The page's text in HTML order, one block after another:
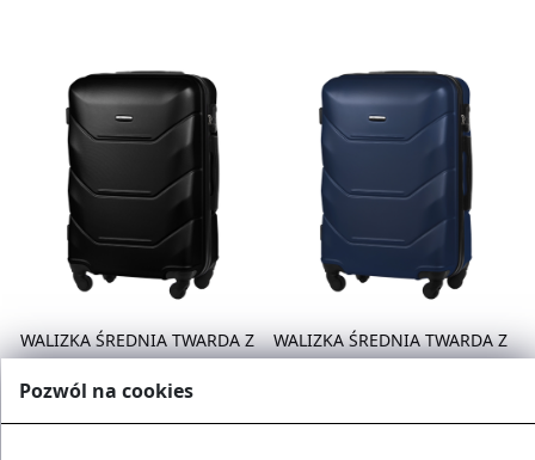
WALIZKA ŚREDNIA TWARDA Z
ABS-U CZARNA
119,90 zł
Wcześniej233,90 zł -49%
WALIZKA ŚREDNIA TWARDA Z
ABS-U GRANATOWA
Wcześniej233,00 zł -49%
Pozwól na cookies